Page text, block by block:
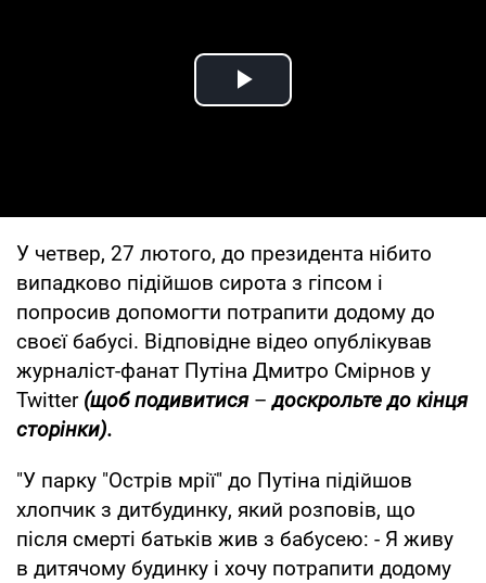
Play Video
У четвер, 27 лютого, до президента нібито
випадково підійшов сирота з гіпсом і
попросив допомогти потрапити додому до
своєї бабусі. Відповідне відео опублікував
журналіст-фанат Путіна Дмитро Смірнов у
Twitter (щоб подивитися – доскрольте до кінця
сторінки).
"У парку "Острів мрії" до Путіна підійшов
хлопчик з дитбудинку, який розповів, що
після смерті батьків жив з бабусею: - Я живу
в дитячому будинку і хочу потрапити додому